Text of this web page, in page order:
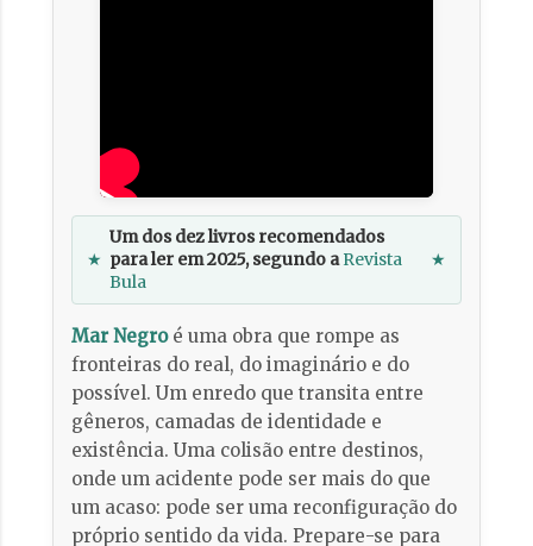
★
Um dos dez livros recomendados
para ler em 2025, segundo aRevista
Bula
★
Mar Negroé uma obra que rompe as
fronteiras do real, do imaginário e do
possível. Um enredo que transita entre
gêneros, camadas de identidade e
existência. Uma colisão entre destinos,
onde um acidente pode ser mais do que
um acaso: pode ser uma reconfiguração do
próprio sentido da vida. Prepare-se para